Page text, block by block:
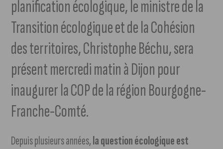
planification écologique, le ministre de la
Transition écologique et de la Cohésion
des territoires, Christophe Béchu, sera
présent mercredi matin à Dijon pour
inaugurer la COP de la région Bourgogne-
Franche-Comté.
Depuis plusieurs années,la question écologique est